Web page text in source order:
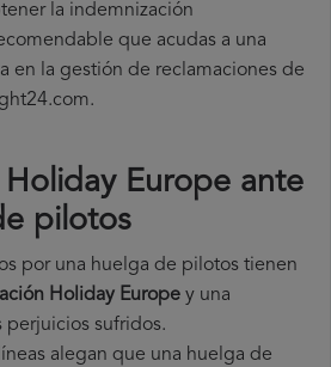
la indemnización
que acudas a una
en la gestión de reclamaciones de
Holiday Europe ante
pilotos
por una huelga de pilotos tienen
Holiday Europe y una
perjuicios sufridos.
alegan que una huelga de